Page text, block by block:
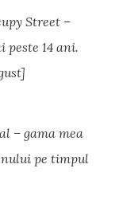
Street –
14 ani.
– gama mea
pe timpul